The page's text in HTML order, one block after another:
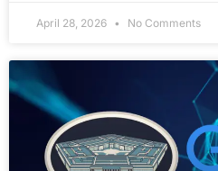
April 28, 2026 No Comments